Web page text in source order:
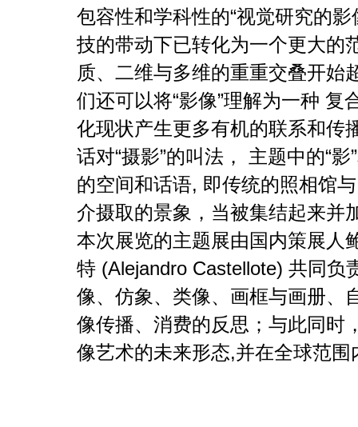
包容性和学科性的“视觉研究的
技的带动下已转化为一个更大的
质、二维与多维的重重交叠开始
们还可以将“影像”理解为一种
化现状产生更多有机的联系和传
话对“摄影”的叫法， 主题中的“
的空间和话语, 即传统的照相馆
介摄取的景象，当被集结起来并
本次展览的主题展由国内策展人
特 (Alejandro Castellote) 共同负
像、仿象、类像、画框与画册、
像传播、消费的反思；与此同时
像艺术的未来形态,并在全球范